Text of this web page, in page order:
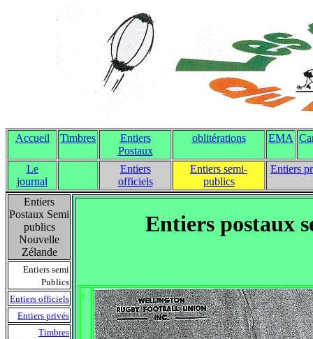
Accueil Timbres
Entiers
Postaux
oblitérations EMA
Le
journal
Entiers
officiels
Entiers semi-
publics
Entiers
Entiers
Postaux Semi
publics
Nouvelle
Zélande
Entiers postaux
1
Entiers semi
Publics
Entiers officiels
Entiers privés
Timbres